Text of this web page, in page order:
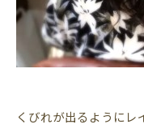
くびれが出るようにレ